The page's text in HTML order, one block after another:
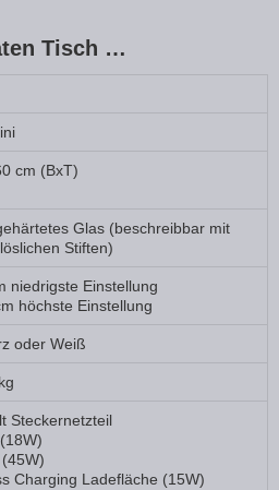
Tisch …
cm (BxT)
Glas (beschreibbar mit
Stiften)
niedrigste Einstellung
höchste Einstellung
oder Weiß
Steckernetzteil
Charging Ladefläche (15W)